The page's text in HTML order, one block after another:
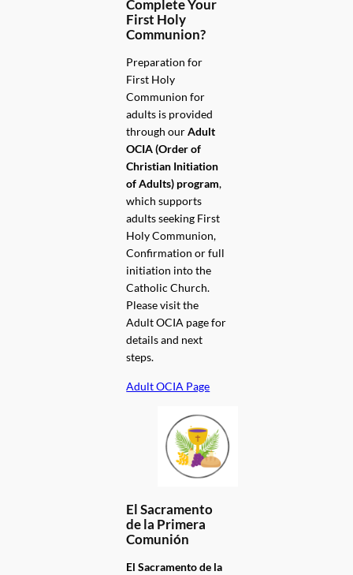
Complete Your
First Holy
Communion?
Preparation for
First Holy
Communion for
adults is provided
through ourAdult
OCIA (Order of
Christian Initiation
of Adults) program,
which supports
adults seeking First
Holy Communion,
Confirmation or full
initiation into the
Catholic Church.
Please visit the
Adult OCIA page for
details and next
steps.
Adult OCIA Page
El Sacramento
de la Primera
Comunión
El Sacramento de la